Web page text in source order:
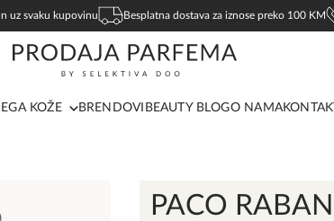
uz svaku kupovinu Besplatna dostava za iznose preko 100 KM
KOŽE BRENDOVI BEAUTY BLOGO NAMA
PACO